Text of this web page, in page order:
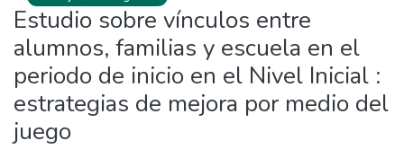
Estudio sobre vínculos entre
alumnos, familias y escuela en el
periodo de inicio en el Nivel Inicial :
estrategias de mejora por medio del
juego